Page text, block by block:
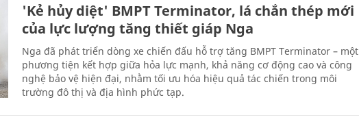
'Kẻ hủy diệt' BMPT Terminator, lá chắn thép mới
của lực lượng tăng thiết giáp Nga
Nga đã phát triển dòng xe chiến đấu hỗ trợ tăng BMPT Terminator – một
phương tiện kết hợp giữa hỏa lực mạnh, khả năng cơ động cao và công
nghệ bảo vệ hiện đại, nhằm tối ưu hóa hiệu quả tác chiến trong môi
trường đô thị và địa hình phức tạp.